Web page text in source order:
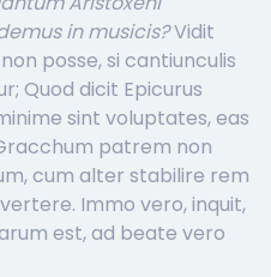
in musicis?Vidit
posse, si cantiunculis
Quod dicit Epicurus
sint voluptates, eas
patrem non
cum alter stabilire rem
Immo vero, inquit,
est, ad beate vero